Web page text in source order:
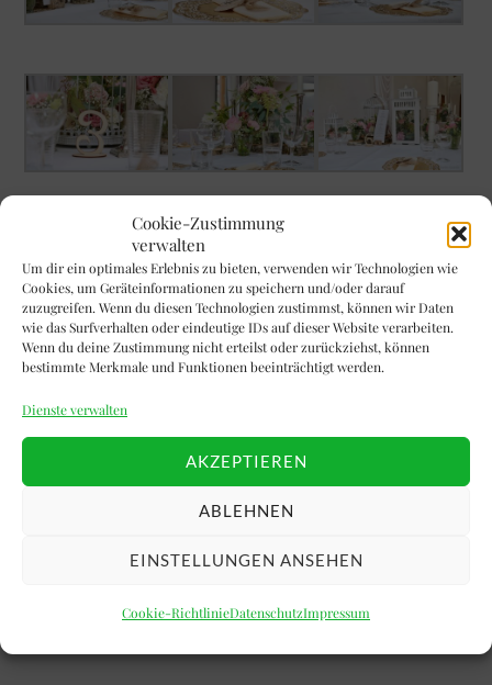
Cookie-Zustimmung
verwalten
Um dir ein optimales Erlebnis zu bieten, verwenden wir Technologien wie
Cookies, um Geräteinformationen zu speichern und/oder darauf
zuzugreifen. Wenn du diesen Technologien zustimmst, können wir Daten
wie das Surfverhalten oder eindeutige IDs auf dieser Website verarbeiten.
Wenn du deine Zustimmung nicht erteilst oder zurückziehst, können
bestimmte Merkmale und Funktionen beeinträchtigt werden.
Dienste verwalten
AKZEPTIEREN
ABLEHNEN
EINSTELLUNGEN ANSEHEN
Cookie-RichtlinieDatenschutzImpressum
Gestaltungsmöglichkeit des großen Saals für ca. 110
Personen: